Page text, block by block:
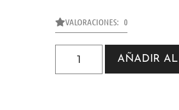
VALORACIONES: 0
AÑADIR AL